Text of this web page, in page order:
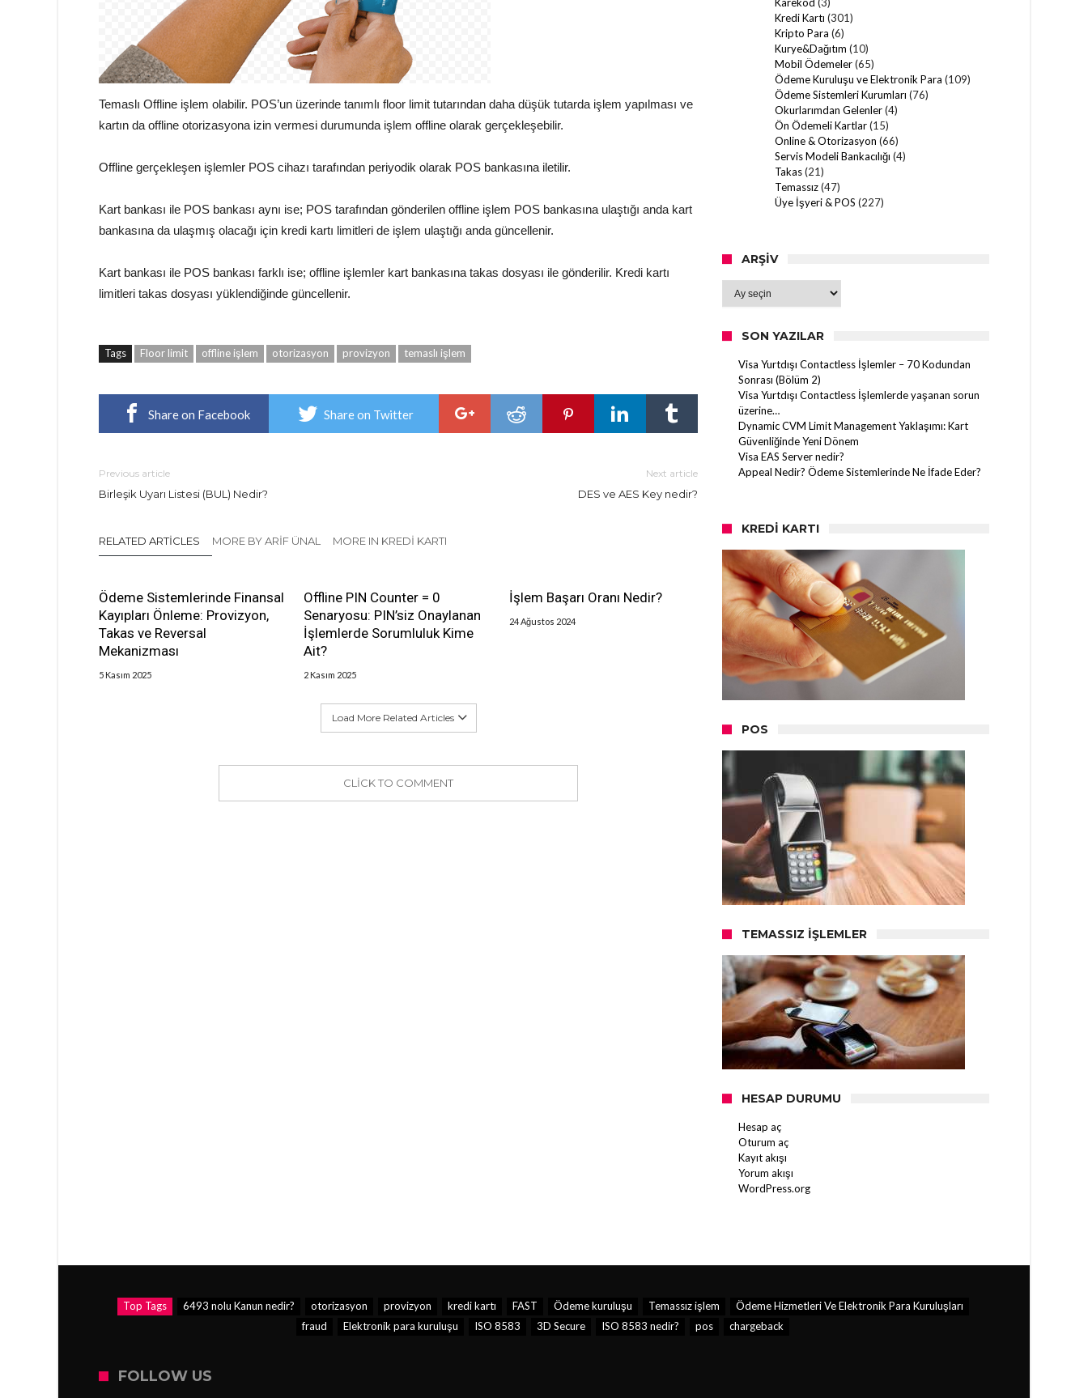
Temaslı Offline işlem olabilir. POS’un üzerinde tanımlı floor limit tutarından daha düşük tutarda işlem yapılması ve
kartın da offline otorizasyona izin vermesi durumunda işlem offline olarak gerçekleşebilir.
Offline gerçekleşen işlemler POS cihazı tarafından periyodik olarak POS bankasına iletilir.
Kart bankası ile POS bankası aynı ise; POS tarafından gönderilen offline işlem POS bankasına ulaştığı anda kart
bankasına da ulaşmış olacağı için kredi kartı limitleri de işlem ulaştığı anda güncellenir.
Kart bankası ile POS bankası farklı ise; offline işlemler kart bankasına takas dosyası ile gönderilir. Kredi kartı
limitleri takas dosyası yüklendiğinde güncellenir.
Tags Floor limit offline işlem otorizasyon provizyon temaslı işlem
Share on Facebook Share on Twitter
Previous article
Birleşik Uyarı Listesi (BUL) Nedir?
Next article
DES ve AES Key nedir?
RELATED ARTICLES MORE BY ARIF ÜNAL MORE IN KREDI KARTI
Ödeme Sistemlerinde Finansal
Kayıpları Önleme: Provizyon,
Takas ve Reversal
Mekanizması
5 Kasım 2025
Offline PIN Counter = 0
Senaryosu: PIN’siz Onaylanan
İşlemlerde Sorumluluk Kime
Ait?
2 Kasım 2025
İşlem Başarı Oranı Nedir?
24 Ağustos 2024
Load More Related Articles
CLICK TO COMMENT
Kredi Kartı (301)
Kripto Para (6)
Kurye&Dağıtım (10)
Mobil Ödemeler(65)
Ödeme Kuruluşu ve Elektronik Para (109)
Ödeme Sistemleri Kurumları (76)
Okurlarımdan Gelenler(4)
Ön Ödemeli Kartlar(15)
Online & Otorizasyon (66)
Servis Modeli Bankacılığı (4)
Takas(21)
Temassız(47)
Üye İşyeri & POS (227)
ARŞIV
SON YAZILAR
Visa Yurtdışı Contactless İşlemler – 70 Kodundan
Sonrası (Bölüm 2)
Visa Yurtdışı Contactless İşlemlerde yaşanan sorun
üzerine…
Dynamic CVM Limit Management Yaklaşımı: Kart
Güvenliğinde Yeni Dönem
Visa EAS Server nedir?
Appeal Nedir? Ödeme Sistemlerinde Ne İfade Eder?
KREDI KARTI
POS
TEMASSIZ İŞLEMLER
HESAP DURUMU
Hesap aç
Oturum aç
Kayıt akışı
Yorum akışı
WordPress.org
Top Tags 6493 nolu Kanun nedir? otorizasyon provizyon kredi kartı FAST Ödeme kuruluşu Temassız işlem
Ödeme Hizmetleri Ve Elektronik Para Kuruluşları
fraud
Elektronik para kuruluşu ISO 8583 3D Secure ISO 8583 nedir? pos chargeback
FOLLOW US